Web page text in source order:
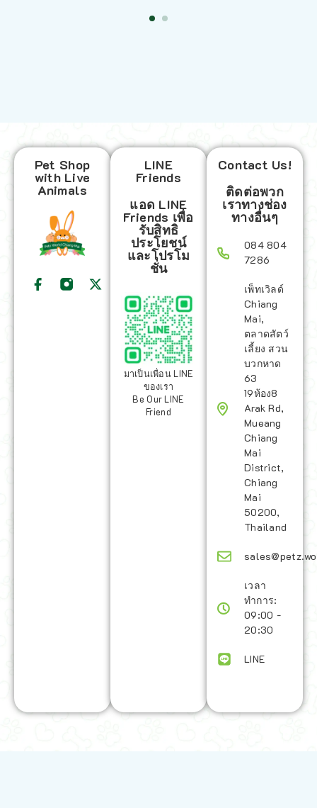
Pet Shop
with Live
Animals
LINE
Friends
แอด LINE
Friends เพื่อ
รับสิทธิ
ประโยชน์
และโปรโม
ชั่น
มาเป็นเพื่อน LINE
ของเรา
Be Our LINE
Friend
Contact Us!
ติดต่อพวก
เราทางช่อง
ทางอื่นๆ
084 804
7286
เพ็ทเวิลด์
Chiang
Mai,
ตลาดสัตว์
เลี้ยง สวน
บวกหาด
63
19ห้อง8
Arak Rd,
Mueang
Chiang
Mai
District,
Chiang
Mai
50200,
Thailand
เวลา
ทำการ:
09:00 -
20:30
LINE